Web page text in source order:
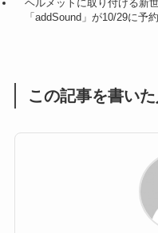
ヘルメットに取り付ける新
「addSound」が10/29に予
この記事を書いた